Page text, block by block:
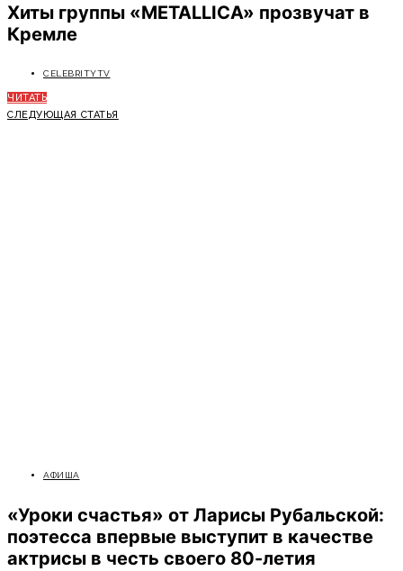
Хиты группы «METALLICA» прозвучат в
Кремле
CELEBRITYTV
ЧИТАТЬ
СЛЕДУЮЩАЯ СТАТЬЯ
АФИША
«Уроки счастья» от Ларисы Рубальской:
поэтесса впервые выступит в качестве
актрисы в честь своего 80-летия